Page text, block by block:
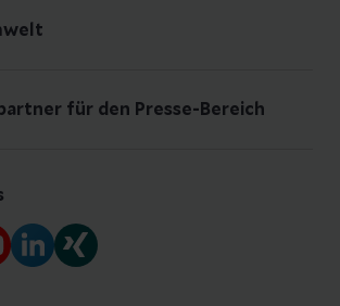
für den Presse-Bereich